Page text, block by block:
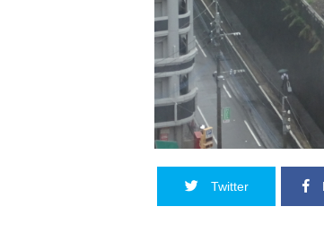
Twitter